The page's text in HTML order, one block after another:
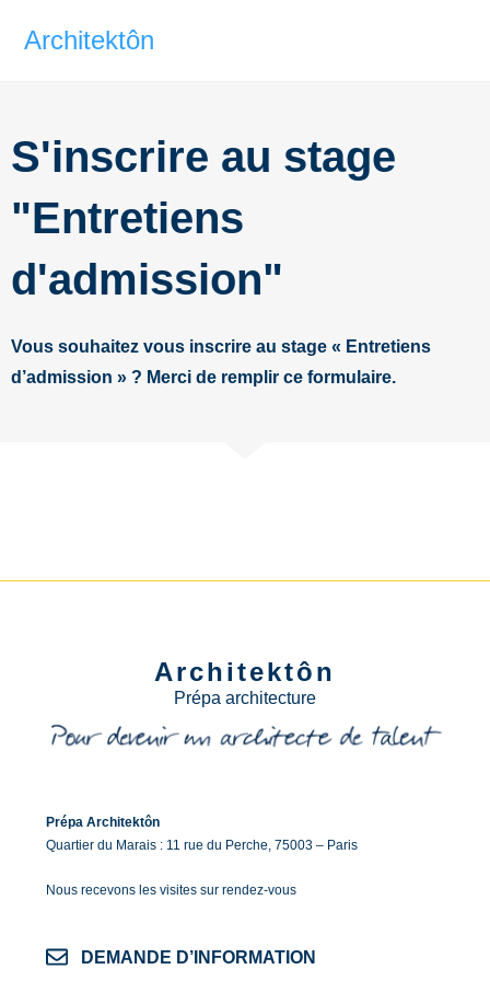
Architektôn
S'inscrire au stage
"Entretiens
d'admission"
Vous souhaitez vous inscrire au stage « Entretiens
d’admission » ? Merci de remplir ce formulaire.
Architektôn
Prépa architecture
Prépa Architektôn
Quartier du Marais : 11 rue du Perche, 75003 – Paris
Nous recevons les visites sur rendez-vous
DEMANDE D’INFORMATION